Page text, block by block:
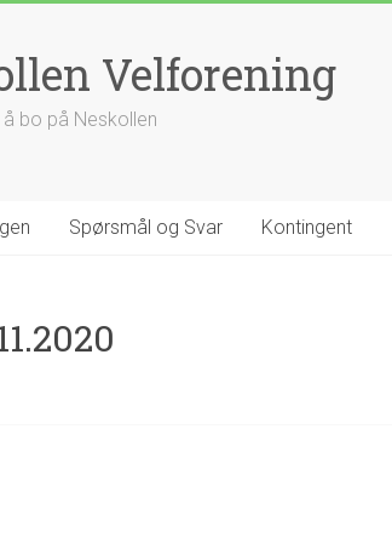
Velforening
bo på Neskollen
Spørsmål og Svar Kontingent